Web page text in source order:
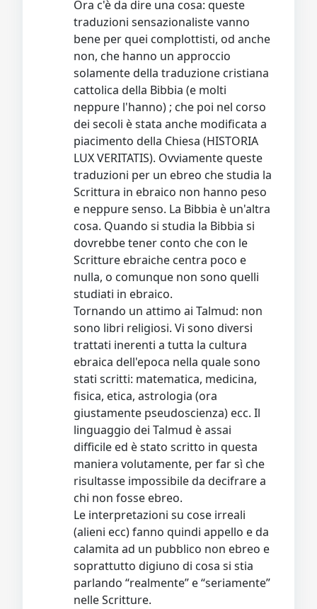
Ora c'è da dire una cosa: queste
traduzioni sensazionaliste vanno
bene per quei complottisti, od anche
non, che hanno un approccio
solamente della traduzione cristiana
cattolica della Bibbia (e molti
neppure l'hanno) ; che poi nel corso
dei secoli è stata anche modificata a
piacimento della Chiesa (HISTORIA
LUX VERITATIS). Ovviamente queste
traduzioni per un ebreo che studia la
Scrittura in ebraico non hanno peso
e neppure senso. La Bibbia è un'altra
cosa. Quando si studia la Bibbia si
dovrebbe tener conto che con le
Scritture ebraiche centra poco e
nulla, o comunque non sono quelli
studiati in ebraico.
Tornando un attimo ai Talmud: non
sono libri religiosi. Vi sono diversi
trattati inerenti a tutta la cultura
ebraica dell'epoca nella quale sono
stati scritti: matematica, medicina,
fisica, etica, astrologia (ora
giustamente pseudoscienza) ecc. Il
linguaggio dei Talmud è assai
difficile ed è stato scritto in questa
maniera volutamente, per far sì che
risultasse impossibile da decifrare a
chi non fosse ebreo.
Le interpretazioni su cose irreali
(alieni ecc) fanno quindi appello e da
calamita ad un pubblico non ebreo e
soprattutto digiuno di cosa si stia
parlando “realmente” e “seriamente”
nelle Scritture.